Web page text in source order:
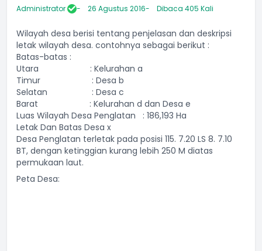
Administrator 26 Agustus 2016 Dibaca 405 Kali
Wilayah desa berisi tentang penjelasan dan deskripsi
letak wilayah desa. contohnya sebagai berikut :
Batas-batas :
Utara : Kelurahan a
Timur : Desa b
Selatan : Desa c
Barat : Kelurahan d dan Desa e
Luas Wilayah Desa Penglatan : 186,193 Ha
Letak Dan Batas Desa x
Desa Penglatan terletak pada posisi 115. 7.20 LS 8. 7.10
BT, dengan ketinggian kurang lebih 250 M diatas
permukaan laut.
Peta Desa: